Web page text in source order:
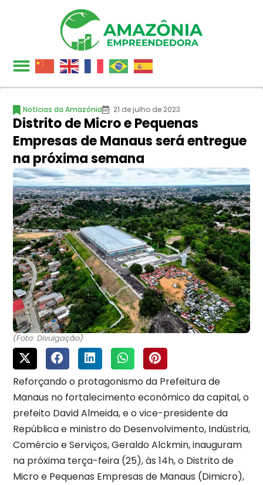
Notícias da Amazônia 21 de julho de 2023
Distrito de Micro e Pequenas
Empresas de Manaus será entregue
na próxima semana
(Foto: Divulgação)
Reforçando o protagonismo da Prefeitura de
Manaus no fortalecimento econômico da capital, o
prefeito David Almeida, e o vice-presidente da
República e ministro do Desenvolvimento, Indústria,
Comércio e Serviços, Geraldo Alckmin, inauguram
na próxima terça-feira (25), às 14h, o Distrito de
Micro e Pequenas Empresas de Manaus (Dimicro),